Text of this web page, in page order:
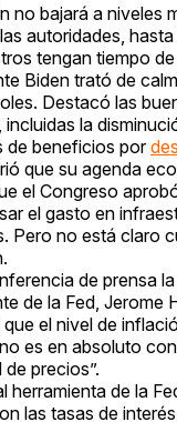
no bajará a niveles
autoridades,
tengan tiempo
Biden trató de
Destacó las
la
de beneficios por
que su agenda
el Congreso
el gasto en
Pero no está claro
de prensa
de la Fed, Jerome
el nivel de
es en absoluto
precios”.
herramienta de la
las tasas de